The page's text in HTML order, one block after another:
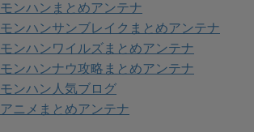
モンハンまとめアンテナ
モンハンサンブレイクまとめアンテナ
モンハンワイルズまとめアンテナ
モンハンナウ攻略まとめアンテナ
モンハン人気ブログ
アニメまとめアンテナ